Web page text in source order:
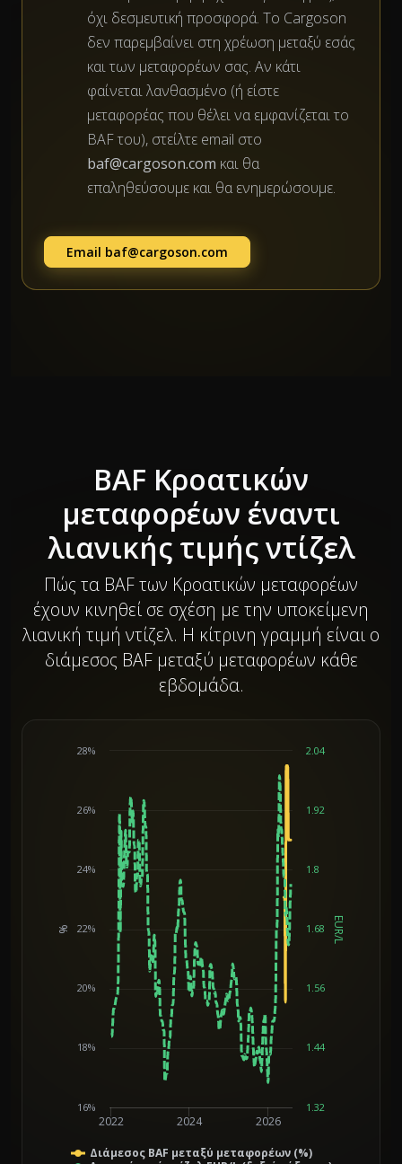
όχι δεσμευτική προσφορά. Το Cargoson
δεν παρεμβαίνει στη χρέωση μεταξύ εσάς
και των μεταφορέων σας. Αν κάτι
φαίνεται λανθασμένο (ή είστε
μεταφορέας που θέλει να εμφανίζεται το
BAF του), στείλτε email στο
baf@cargoson.com και θα
επαληθεύσουμε και θα ενημερώσουμε.
Email baf@cargoson.com
BAF Κροατικών
μεταφορέων έναντι
λιανικής τιμής ντίζελ
Πώς τα BAF των Κροατικών μεταφορέων
έχουν κινηθεί σε σχέση με την υποκείμενη
λιανική τιμή ντίζελ. Η κίτρινη γραμμή είναι ο
διάμεσος BAF μεταξύ μεταφορέων κάθε
εβδομάδα.
% EUR/L
Διάμεσος BAF μεταξύ μεταφορέων (%)
2022 2024 2026
16%
18%
20%
22%
24%
26%
28%
1.32
1.44
1.56
1.68
1.8
1.92
2.04